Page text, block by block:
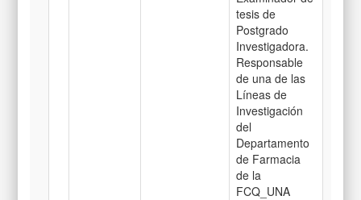
tesis de
Postgrado
Investigadora.
Responsable
de una de las
Líneas de
Investigación
del
Departamento
de Farmacia
de la
FCQ_UNA